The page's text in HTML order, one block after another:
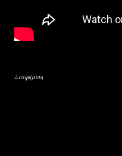
Διαφήμιση